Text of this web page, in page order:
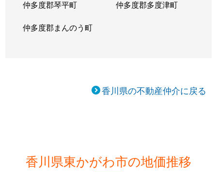
仲多度郡琴平町 仲多度郡多度津町
仲多度郡まんのう町
香川県の不動産仲介に戻る
香川県東かがわ市の地価推移